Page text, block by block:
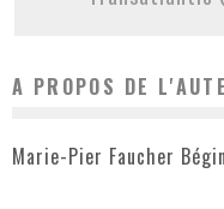
A PROPOS DE
Marie-Pier Faucher Bégin